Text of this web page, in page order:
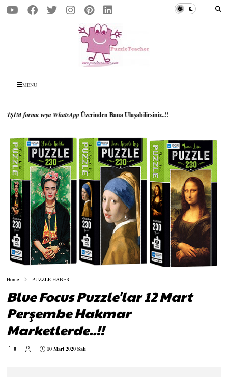
MENU
veya WhatsAppÜzerinden Bana Ulaşabilirsiniz..!!
Home PUZZLE HABER
Blue Focus Puzzle'lar 12 Mart
Perşembe Hakmar
Marketlerde..!!
0 10 Mart 2020 Salı